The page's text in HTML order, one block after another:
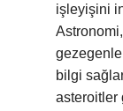
işleyişini
bilgi
asteroitler